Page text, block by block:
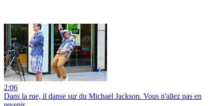
2:06
Dans la rue, il danse sur du Michael Jackson. Vous n'allez pas en